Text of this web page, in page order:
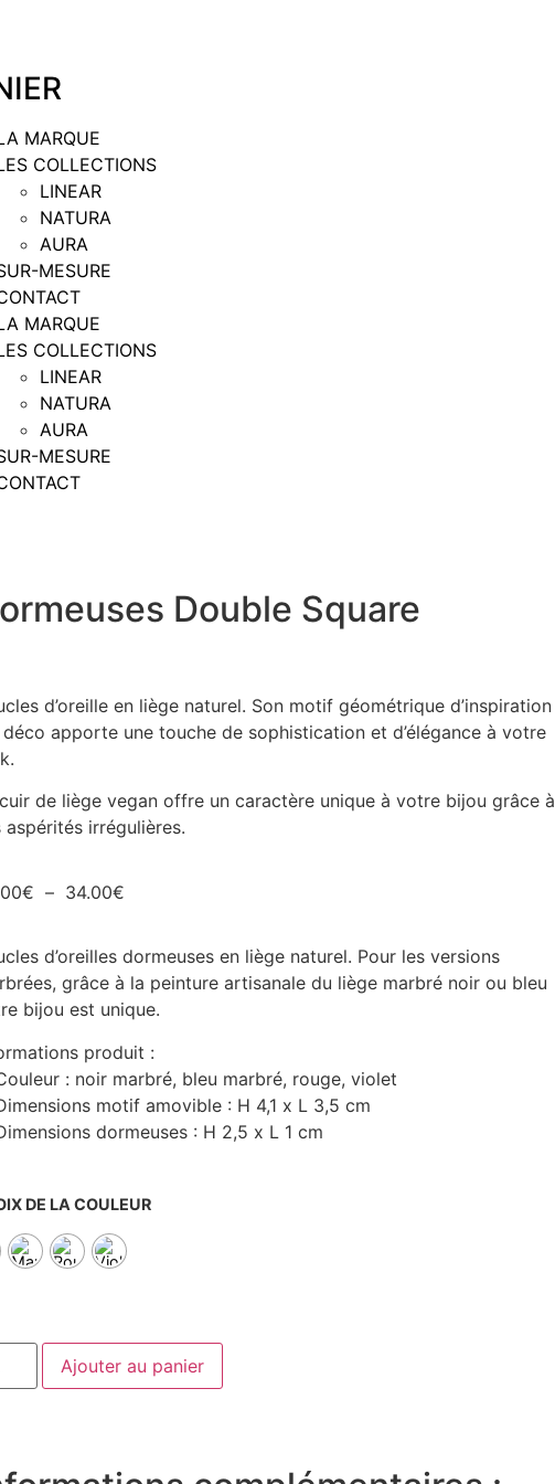
MARQUE
COLLECTIONS
LINEAR
NATURA
AURA
MESURE
MARQUE
COLLECTIONS
LINEAR
NATURA
AURA
MESURE
Double Square
d’oreille en liège naturel. Son motif géométrique d’inspiration
apporte une touche de sophistication et d’élégance à votre
de liège vegan offre un caractère unique à votre bijou grâce à
aspérités irrégulières.
€ – 34.00€
d’oreilles dormeuses en liège naturel. Pour les versions
grâce à la peinture artisanale du liège marbré noir ou bleu
bijou est unique.
produit :
: noir marbré, bleu marbré, rouge, violet
motif amovible : H 4,1 x L 3,5 cm
dormeuses : H 2,5 x L 1 cm
DE LA COULEUR
Ajouter au panier